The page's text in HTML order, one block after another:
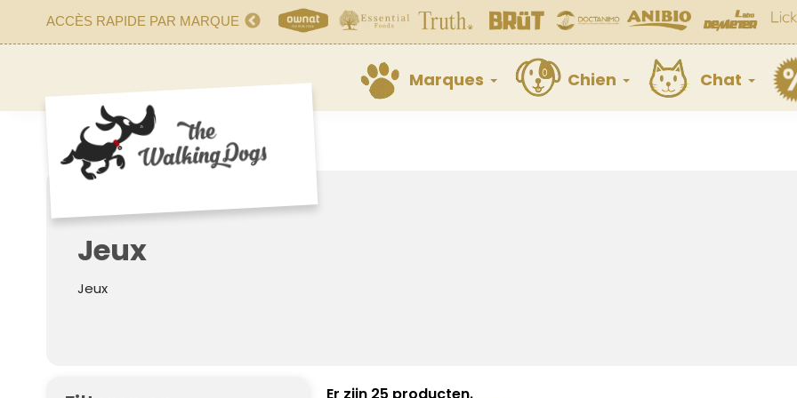
ACCÈS RAPIDE PAR MARQUE
Marques Chien Chat
Jeux
Jeux